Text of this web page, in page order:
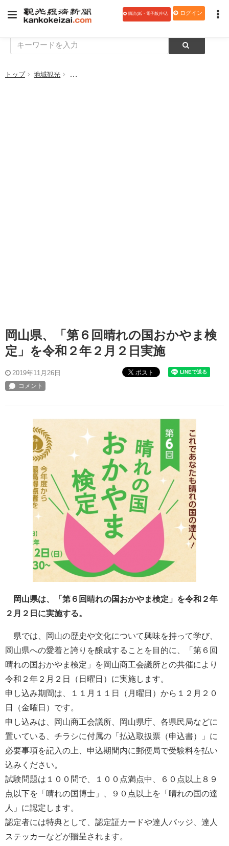
購読(紙・電子版)申込 ログイン
トップ 地域観光 岡山県、「第６回晴れの国おかやま検定」を令和２
岡山県、「第６回晴れの国おかやま検
定」を令和２年２月２日実施
2019年11月26日 ポスト
岡山県は、「第６回晴れの国おかやま検定」を令和２年
２月２日に実施する。
県では、岡山の歴史や文化について興味を持って学び、
岡山県への愛着と誇りを醸成することを目的に、「第６回
晴れの国おかやま検定」を岡山商工会議所との共催により
令和２年２月２日（日曜日）に実施します。
申し込み期間は、１１月１１日（月曜日）から１２月２０
日（金曜日）です。
申し込みは、岡山商工会議所、岡山県庁、各県民局などに
置いている、チラシに付属の「払込取扱票（申込書）」に
必要事項を記入の上、申込期間内に郵便局で受験料を払い
込みください。
試験問題は１００問で、１００点満点中、６０点以上８９
点以下を「晴れの国博士」、９０点以上を「晴れの国の達
人」に認定します。
認定者には特典として、認定証カードや達人バッジ、達人
ステッカーなどが贈呈されます。